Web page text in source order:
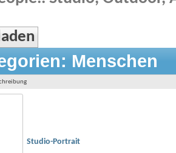
Menschen
Studio-Portrait